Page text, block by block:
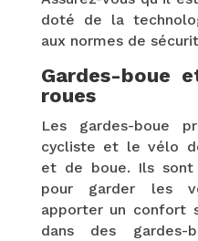
doté de la
aux normes de
Gardes-boue
roues
Les gardes-boue
cycliste et le vélo
et de boue. Ils sont
pour garder les
apporter un confort
dans des